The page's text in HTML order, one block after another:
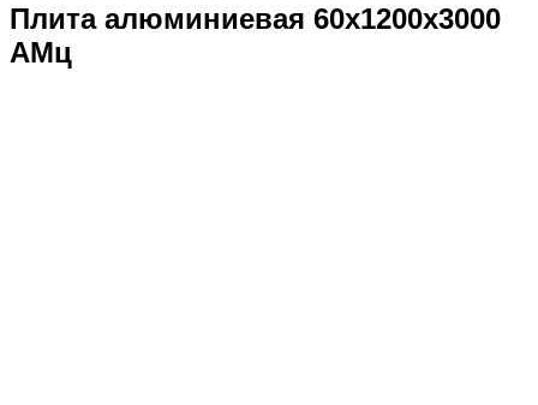
Плита алюминиевая 60х1200х3000
АМц